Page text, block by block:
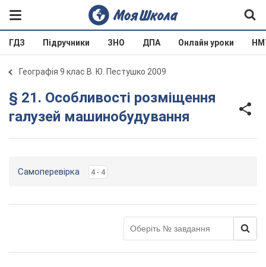
ГДЗ Підручники ЗНО ДПА Онлайн уроки
Географія 9 клас В. Ю. Пестушко 2009
§ 21. Особливості розміщення
галузей машинобудування
Самоперевірка 4 - 4